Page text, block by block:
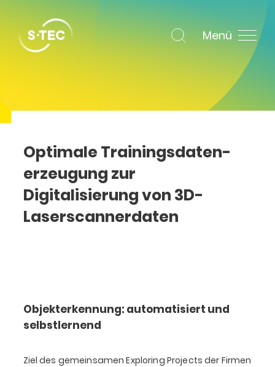
Menü
Optimale Trainingsdaten­
erzeugung zur
Digitalisierung von 3D-
Laserscannerdaten
Objekterkennung: automatisiert und
selbstlernend
Ziel des gemeinsamen Exploring Projects der Firmen